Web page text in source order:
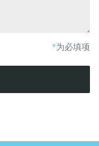
*为必填项